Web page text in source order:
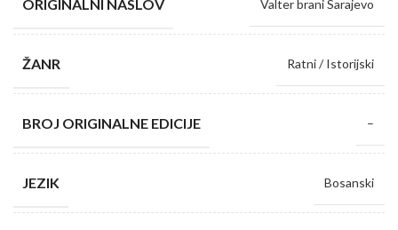
ORIGINALNI NASLOV Valter brani Sarajevo
ŽANR Ratni / Istorijski
BROJ ORIGINALNE EDICIJE –
JEZIK Bosanski